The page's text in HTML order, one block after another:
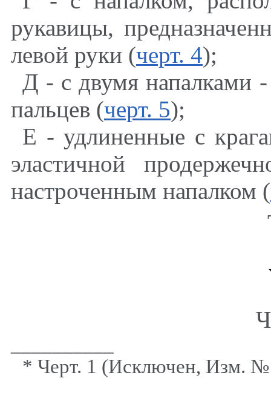
рукавицы,
левой руки (черт. 4);
Д - с двумя напалками -
пальцев (черт. 5);
Е - удлиненные с
эластичной
настроченным напалком (
* Черт. 1 (Исключен, Изм.